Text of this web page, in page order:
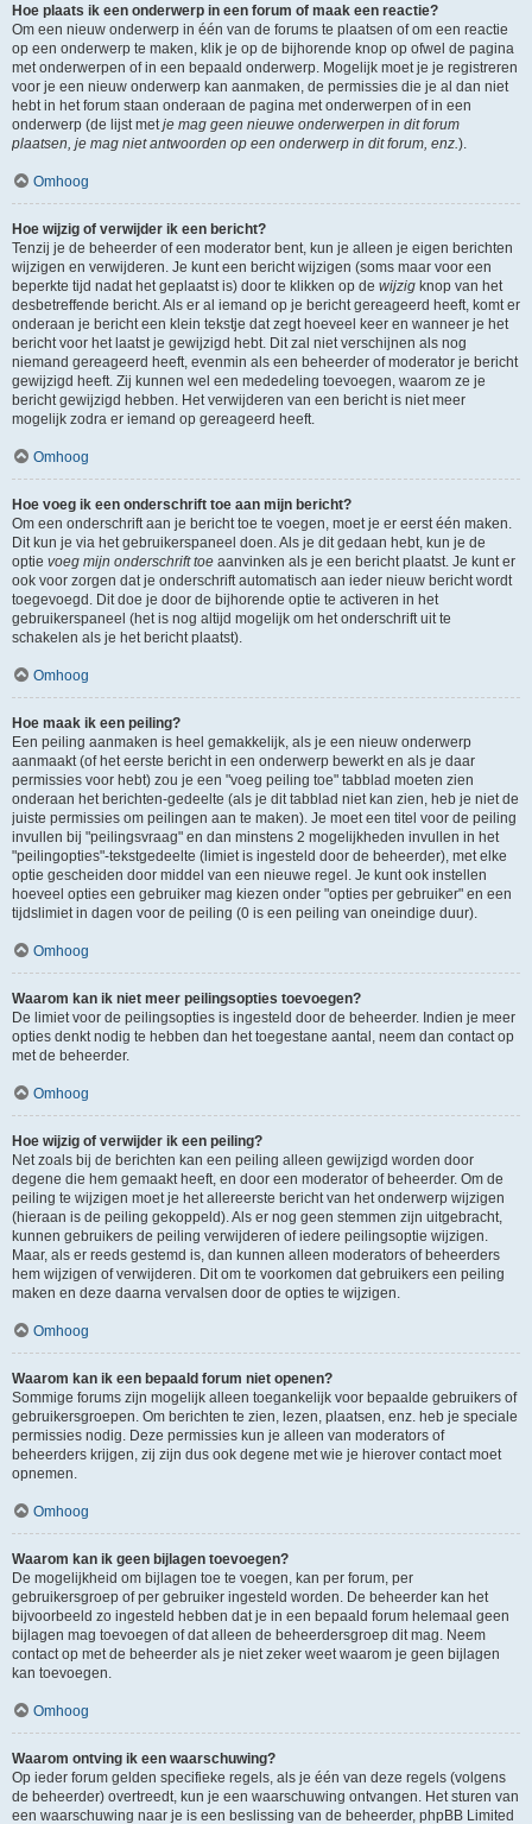
Hoe plaats ik een onderwerp in een forum of maak een reactie?
Om een nieuw onderwerp in één van de forums te plaatsen of om een reactie
op een onderwerp te maken, klik je op de bijhorende knop op ofwel de pagina
met onderwerpen of in een bepaald onderwerp. Mogelijk moet je je registreren
voor je een nieuw onderwerp kan aanmaken, de permissies die je al dan niet
hebt in het forum staan onderaan de pagina met onderwerpen of in een
onderwerp (de lijst met je mag geen nieuwe onderwerpen in dit forum
plaatsen, je mag niet antwoorden op een onderwerp in dit forum, enz. ).
Omhoog
Hoe wijzig of verwijder ik een bericht?
Tenzij je de beheerder of een moderator bent, kun je alleen je eigen berichten
wijzigen en verwijderen. Je kunt een bericht wijzigen (soms maar voor een
beperkte tijd nadat het geplaatst is) door te klikken op de wijzig knop van het
desbetreffende bericht. Als er al iemand op je bericht gereageerd heeft, komt er
onderaan je bericht een klein tekstje dat zegt hoeveel keer en wanneer je het
bericht voor het laatst je gewijzigd hebt. Dit zal niet verschijnen als nog
niemand gereageerd heeft, evenmin als een beheerder of moderator je bericht
gewijzigd heeft. Zij kunnen wel een mededeling toevoegen, waarom ze je
bericht gewijzigd hebben. Het verwijderen van een bericht is niet meer
mogelijk zodra er iemand op gereageerd heeft.
Omhoog
Hoe voeg ik een onderschrift toe aan mijn bericht?
Om een onderschrift aan je bericht toe te voegen, moet je er eerst één maken.
Dit kun je via het gebruikerspaneel doen. Als je dit gedaan hebt, kun je de
optie voeg mijn onderschrift toe aanvinken als je een bericht plaatst. Je kunt er
ook voor zorgen dat je onderschrift automatisch aan ieder nieuw bericht wordt
toegevoegd. Dit doe je door de bijhorende optie te activeren in het
gebruikerspaneel (het is nog altijd mogelijk om het onderschrift uit te
schakelen als je het bericht plaatst).
Omhoog
Hoe maak ik een peiling?
Een peiling aanmaken is heel gemakkelijk, als je een nieuw onderwerp
aanmaakt (of het eerste bericht in een onderwerp bewerkt en als je daar
permissies voor hebt) zou je een "voeg peiling toe" tabblad moeten zien
onderaan het berichten-gedeelte (als je dit tabblad niet kan zien, heb je niet de
juiste permissies om peilingen aan te maken). Je moet een titel voor de peiling
invullen bij "peilingsvraag" en dan minstens 2 mogelijkheden invullen in het
"peilingopties"-tekstgedeelte (limiet is ingesteld door de beheerder), met elke
optie gescheiden door middel van een nieuwe regel. Je kunt ook instellen
hoeveel opties een gebruiker mag kiezen onder "opties per gebruiker" en een
tijdslimiet in dagen voor de peiling (0 is een peiling van oneindige duur).
Omhoog
Waarom kan ik niet meer peilingsopties toevoegen?
De limiet voor de peilingsopties is ingesteld door de beheerder. Indien je meer
opties denkt nodig te hebben dan het toegestane aantal, neem dan contact op
met de beheerder.
Omhoog
Hoe wijzig of verwijder ik een peiling?
Net zoals bij de berichten kan een peiling alleen gewijzigd worden door
degene die hem gemaakt heeft, en door een moderator of beheerder. Om de
peiling te wijzigen moet je het allereerste bericht van het onderwerp wijzigen
(hieraan is de peiling gekoppeld). Als er nog geen stemmen zijn uitgebracht,
kunnen gebruikers de peiling verwijderen of iedere peilingsoptie wijzigen.
Maar, als er reeds gestemd is, dan kunnen alleen moderators of beheerders
hem wijzigen of verwijderen. Dit om te voorkomen dat gebruikers een peiling
maken en deze daarna vervalsen door de opties te wijzigen.
Omhoog
Waarom kan ik een bepaald forum niet openen?
Sommige forums zijn mogelijk alleen toegankelijk voor bepaalde gebruikers of
gebruikersgroepen. Om berichten te zien, lezen, plaatsen, enz. heb je speciale
permissies nodig. Deze permissies kun je alleen van moderators of
beheerders krijgen, zij zijn dus ook degene met wie je hierover contact moet
opnemen.
Omhoog
Waarom kan ik geen bijlagen toevoegen?
De mogelijkheid om bijlagen toe te voegen, kan per forum, per
gebruikersgroep of per gebruiker ingesteld worden. De beheerder kan het
bijvoorbeeld zo ingesteld hebben dat je in een bepaald forum helemaal geen
bijlagen mag toevoegen of dat alleen de beheerdersgroep dit mag. Neem
contact op met de beheerder als je niet zeker weet waarom je geen bijlagen
kan toevoegen.
Omhoog
Waarom ontving ik een waarschuwing?
Op ieder forum gelden specifieke regels, als je één van deze regels (volgens
de beheerder) overtreedt, kun je een waarschuwing ontvangen. Het sturen van
een waarschuwing naar je is een beslissing van de beheerder, phpBB Limited